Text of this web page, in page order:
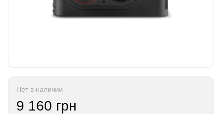
Нет в наличии
9 160 грн